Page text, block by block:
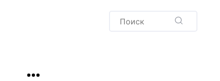
Варенья и соленья